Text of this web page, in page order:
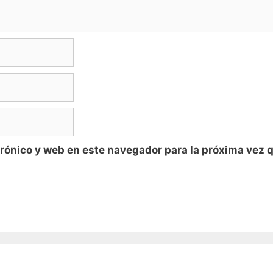
y web en este navegador para la próxima vez